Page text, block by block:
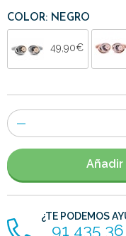
COLOR: NEGRO
49,90€
Número
de
artículos
Añadir
¿TE PODEMOS
91 435